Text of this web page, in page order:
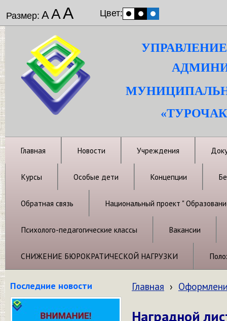
Размер: ААА Цвет:
Главная Новости Учреждения
Курсы Особые дети Концепции
Обратная связь Национальный проект "
Психолого-педагогические классы Вакансии
СНИЖЕНИЕ БЮРОКРАТИЧЕСКОЙ НАГРУЗКИ
Последние новости Главная ›
Наградной